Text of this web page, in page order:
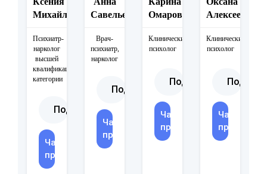
Михайловна
Психиатр-
нарколог
высшей
квалификационной
категории
Подробнее
Часы
приема
Савельевна
Врач-
психиатр,
нарколог
Подробнее
Часы
приема
Омаровна
Клинический
психолог
Подробнее
Часы
приема
Алексеевна
Клинический
психолог
Часы
приема